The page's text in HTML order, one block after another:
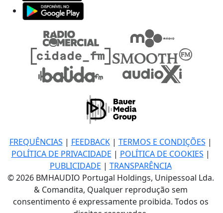
FREQUÊNCIAS | FEEDBACK| TERMOS E CONDIÇÕES |
POLÍTICA DE PRIVACIDADE | POLÍTICA DE COOKIES |
PUBLICIDADE | TRANSPARÊNCIA
© 2026 BMHAUDIO Portugal Holdings, Unipessoal Lda.
& Comandita, Qualquer reprodução sem
consentimento é expressamente proibida. Todos os